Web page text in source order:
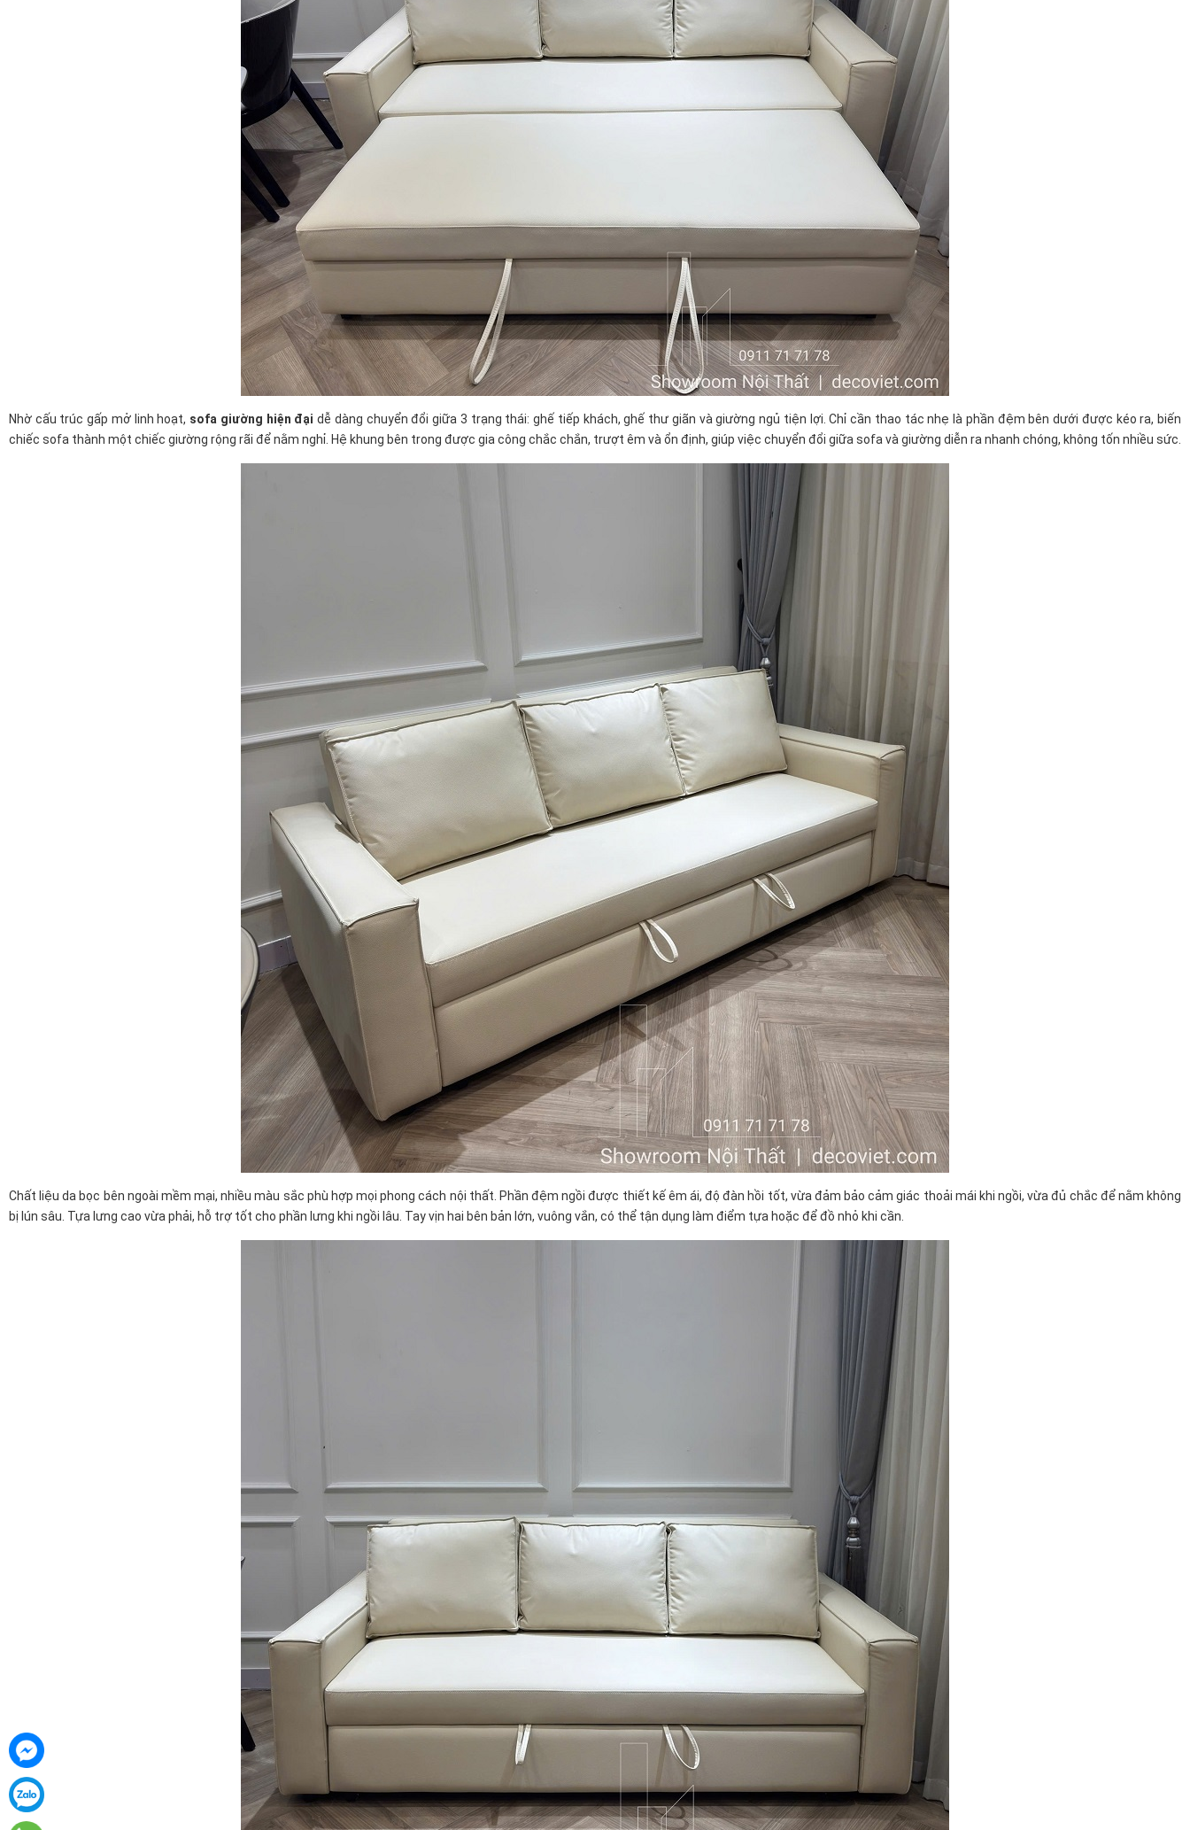
Nhờ cấu trúc gấp mở linh hoạt, sofa giường hiện đại dễ dàng chuyển đổi giữa 3 trạng thái: ghế tiếp khách, ghế thư giãn và giường ngủ tiện lợi. Chỉ cần thao tác nhẹ là phần đệm bên dưới được kéo ra, biến
chiếc sofa thành một chiếc giường rộng rãi để nằm nghỉ. Hệ khung bên trong được gia công chắc chắn, trượt êm và ổn định, giúp việc chuyển đổi giữa sofa và giường diễn ra nhanh chóng, không tốn nhiều sức.
Chất liệu da bọc bên ngoài mềm mại, nhiều màu sắc phù hợp mọi phong cách nội thất. Phần đệm ngồi được thiết kế êm ái, độ đàn hồi tốt, vừa đảm bảo cảm giác thoải mái khi ngồi, vừa đủ chắc để nằm không
bị lún sâu. Tựa lưng cao vừa phải, hỗ trợ tốt cho phần lưng khi ngồi lâu. Tay vịn hai bên bản lớn, vuông vắn, có thể tận dụng làm điểm tựa hoặc để đồ nhỏ khi cần.